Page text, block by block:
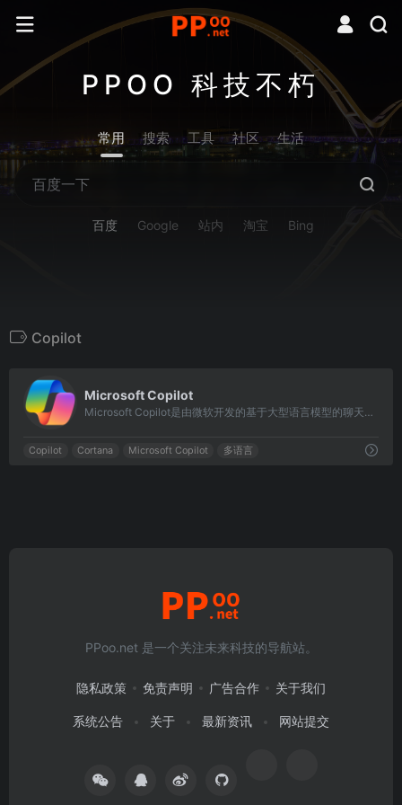
PPOO 科技不朽
常用 搜索 工具 社区 生活
百度 Google 站内 淘宝 Bing
Copilot
Microsoft Copilot
Microsoft Copilot是由微软开发的基于大型语言模型的聊天机器人，于2023年2月7日推出。它被视为Cortana的后继产品。
Copilot Cortana Microsoft Copilot 多语言
PPoo.net 是一个关注未来科技的导航站。
隐私政策 免责声明 广告合作 关于我们
系统公告 关于 最新资讯 网站提交